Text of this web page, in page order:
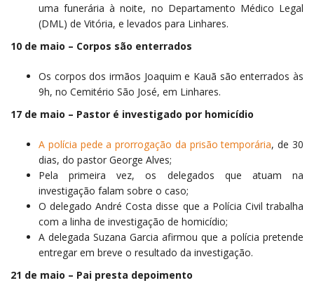
uma funerária à noite, no Departamento Médico Legal
(DML) de Vitória, e levados para Linhares.
10 de maio – Corpos são enterrados
Os corpos dos irmãos Joaquim e Kauã são enterrados às
9h, no Cemitério São José, em Linhares.
17 de maio – Pastor é investigado por homicídio
A polícia pede a prorrogação da prisão temporária, de 30
dias, do pastor George Alves;
Pela primeira vez, os delegados que atuam na
investigação falam sobre o caso;
O delegado André Costa disse que a Polícia Civil trabalha
com a linha de investigação de homicídio;
A delegada Suzana Garcia afirmou que a polícia pretende
entregar em breve o resultado da investigação.
21 de maio – Pai presta depoimento